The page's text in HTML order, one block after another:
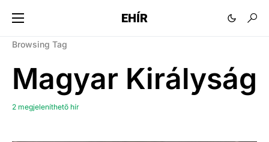
EHÍR
Browsing Tag
Magyar Királyság
2 megjeleníthető hír